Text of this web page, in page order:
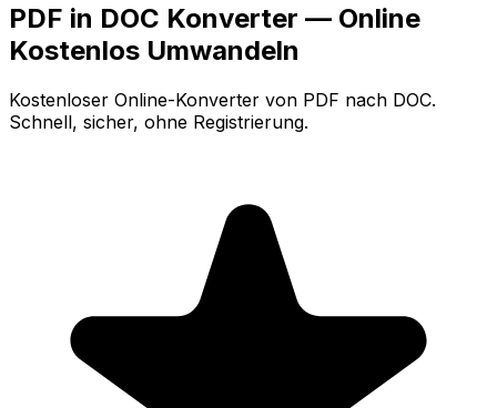
PDF in DOC Konverter — Online
Kostenlos Umwandeln
Kostenloser Online-Konverter von PDF nach DOC.
Schnell, sicher, ohne Registrierung.